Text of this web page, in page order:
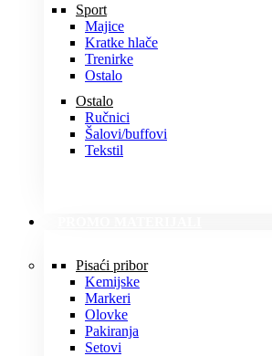
Sport
Majice
Kratke hlače
Trenirke
Ostalo
Ostalo
Ručnici
Šalovi/buffovi
Tekstil
Pisaći pribor
Kemijske
Markeri
Olovke
Pakiranja
Setovi